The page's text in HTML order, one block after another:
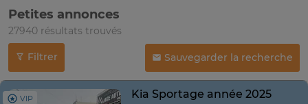
Petites annonces
27940 résultats trouvés
Filtrer Sauvegarder la recherche
VIP Kia Sportage année 2025